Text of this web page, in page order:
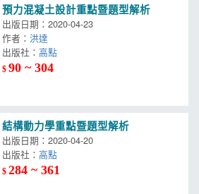
預力混凝土設計重點暨題型解析
出版日期：2020-04-23
作者：洪達
出版社：
$90 ~ 304
結構動力學重點暨題型解析
出版日期：2020-04-20
出版社：高點
$284 ~ 361